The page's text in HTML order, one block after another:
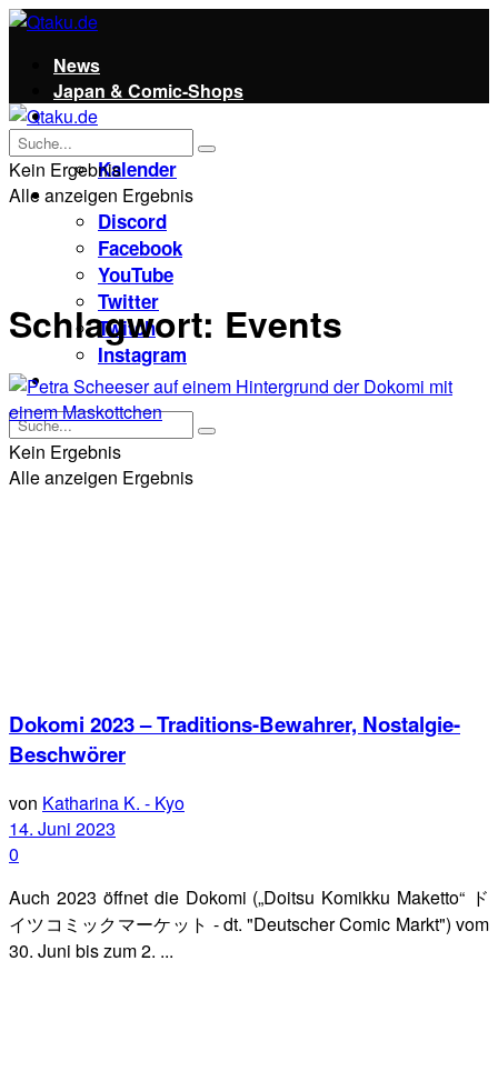
News
Japan & Comic-Shops
Qtaku
Kalender
Social
Discord
Facebook
YouTube
Twitter
Twitch
Instagram
Unterstützt uns!
Kein Ergebnis
Alle anzeigen Ergebnis
Kein Ergebnis
Alle anzeigen Ergebnis
Schlagwort: Events
Dokomi 2023 – Traditions-Bewahrer, Nostalgie-
Beschwörer
von Katharina K. - Kyo
14. Juni 2023
0
Auch 2023 öffnet die Dokomi („Doitsu Komikku Maketto“ ド
イツコミックマーケット - dt. "Deutscher Comic Markt") vom
30. Juni bis zum 2. ...